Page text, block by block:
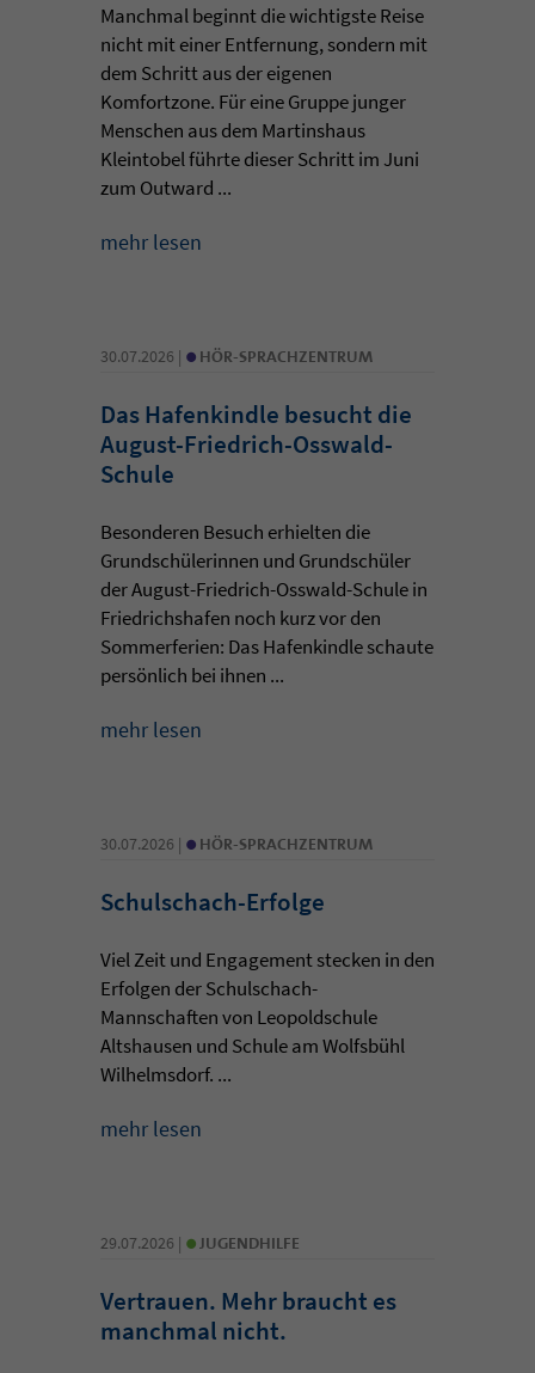
Manchmal beginnt die wichtigste Reise
nicht mit einer Entfernung, sondern mit
dem Schritt aus der eigenen
Komfortzone. Für eine Gruppe junger
Menschen aus dem Martinshaus
Kleintobel führte dieser Schritt im Juni
zum Outward ...
mehr lesen
30.07.2026 | • HÖR-SPRACHZENTRUM
Das Hafenkindle besucht die
August-Friedrich-Osswald-
Schule
Besonderen Besuch erhielten die
Grundschülerinnen und Grundschüler
der August-Friedrich-Osswald-Schule in
Friedrichshafen noch kurz vor den
Sommerferien: Das Hafenkindle schaute
persönlich bei ihnen ...
mehr lesen
30.07.2026 | • HÖR-SPRACHZENTRUM
Schulschach-Erfolge
Viel Zeit und Engagement stecken in den
Erfolgen der Schulschach-
Mannschaften von Leopoldschule
Altshausen und Schule am Wolfsbühl
Wilhelmsdorf. ...
mehr lesen
29.07.2026 | • JUGENDHILFE
Vertrauen. Mehr braucht es
manchmal nicht.